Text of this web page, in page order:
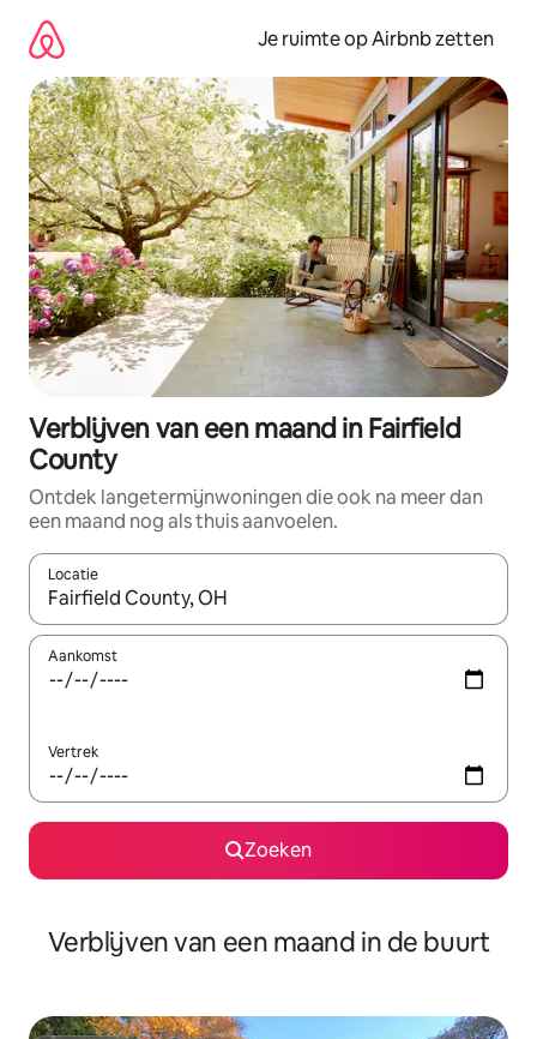
direct
naar
inhoud
Je ruimte op Airbnb zetten
Verblijven van een maand in Fairfield
County
Ontdek langetermijnwoningen die ook na meer dan
een maand nog als thuis aanvoelen.
Locatie
Wanneer er suggesties beschikbaar zijn, maak je een keuze
Aankomst
Vertrek
Zoeken
Verblijven van een maand in de buurt